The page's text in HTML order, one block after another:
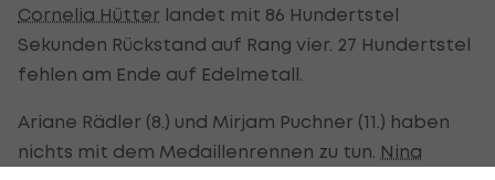
Cornelia Hütter landet mit 86 Hundertstel
Sekunden Rückstand auf Rang vier. 27 Hundertstel
fehlen am Ende auf Edelmetall.
Ariane Rädler (8.) und Mirjam Puchner (11.) haben
nichts mit dem Medaillenrennen zu tun. Nina